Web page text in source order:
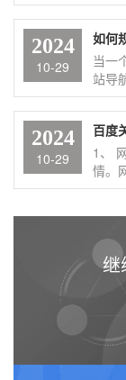
站的
很好
点做
2024
10-29
如何
当一
站导
一定
然地
2024
10-29
1、
情。
排序
继